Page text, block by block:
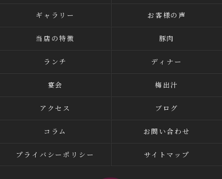
ギャラリー お客様の声
当店の特徴 豚肉
ランチ ディナー
宴会 梅出汁
アクセス ブログ
コラム お問い合わせ
プライバシーポリシー サイトマップ